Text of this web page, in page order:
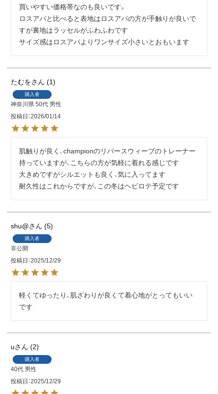
買いやすい価格帯なのも良いです。
ロスアパと比べると表地はロスアパの方が手触りが良いで
すが裏地はラッセルがふわふわです
サイズ感はロスアパよりワンサイズ小さいとおもいます
たむを 1
購入者
神奈川県 50代 男性
投稿日 2026/01/14
肌触りが良く、championのリバースウィーブのトレーナー
持っていますが、こちらの方が気軽に着れる感じです
大きめですがシルエットも良く、気に入ってます
耐久性はこれからですが、この冬はヘビロテ予定です
shu@ 5
購入者
非公開
投稿日 2025/12/29
軽くてゆったり、肌ざわりが良くて着心地がとってもいい
です
u 2
購入者
40代 男性
投稿日 2025/12/29